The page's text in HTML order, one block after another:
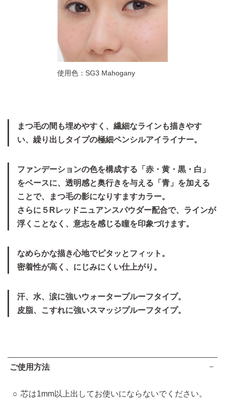
使用色：SG3 Mahogany
まつ毛の間も埋めやすく、繊細なラインも描きやす
い、繰り出しタイプの極細ペンシルアイライナー。
ファンデーションの色を構成する「赤・黄・黒・白」
をベースに、透明感と奥行きを与える「青」を加える
ことで、まつ毛の影になりすますカラー。
さらに５Rレッドニュアンスパウダー配合で、ラインが
浮くことなく、意志を感じる瞳を印象づけます。
なめらかな描き心地でピタッとフィット。
密着性が高く、にじみにくい仕上がり。
汗、水、涙に強いウォータープルーフタイプ。
皮脂、こすれに強いスマッジプルーフタイプ。
ご使用方法
芯は1mm以上出してお使いにならないでください。